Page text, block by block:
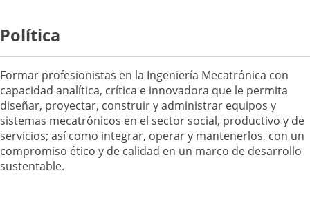
Política
Formar profesionistas en la Ingeniería Mecatrónica con
capacidad analítica, crítica e innovadora que le permita
diseñar, proyectar, construir y administrar equipos y
sistemas mecatrónicos en el sector social, productivo y de
servicios; así como integrar, operar y mantenerlos, con un
compromiso ético y de calidad en un marco de desarrollo
sustentable.